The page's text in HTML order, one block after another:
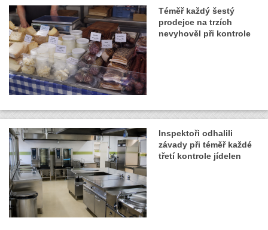
Téměř každý šestý
prodejce na trzích
nevyhověl při kontrole
Inspektoři odhalili
závady při téměř každé
třetí kontrole jídelen